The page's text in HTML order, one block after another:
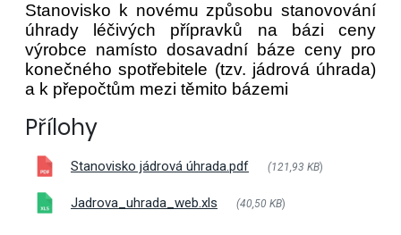
Stanovisko k novému způsobu stanovování
úhrady léčivých přípravků na bázi ceny
výrobce namísto dosavadní báze ceny pro
konečného spotřebitele (tzv. jádrová úhrada)
a k přepočtům mezi těmito bázemi
Přílohy
Stanovisko jádrová úhrada.pdf (121,93 KB)
Jadrova_uhrada_web.xls (40,50 KB)